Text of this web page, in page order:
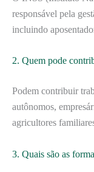
responsável pela
incluindo
2. Quem pode
Podem contribuir
autônomos,
agricultores
3. Quais são as